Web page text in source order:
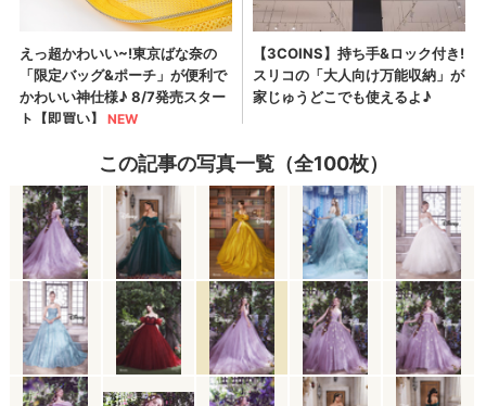
この記事の写真一覧（全100枚）